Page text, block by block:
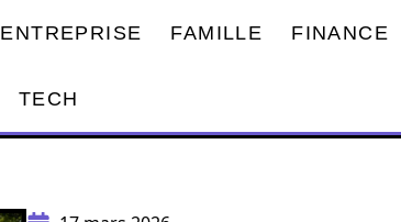
ENTREPRISE FAMILLE FINANCE
TECH